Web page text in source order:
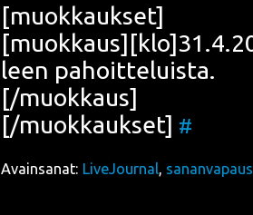
[muok­kauk­set]
leen pahoitteluista.
[/muokkaus]
[/muokkaukset] #
Avainsanat: LiveJournal, sananvapaus